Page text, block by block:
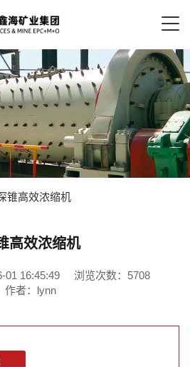
锥高效浓缩机
高效浓缩机
01 16:45:49
浏览次数：5708
作者：lynn